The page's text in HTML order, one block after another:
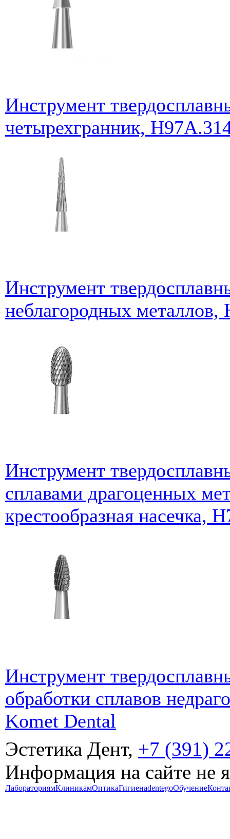
Инструмент
четырехгранник,
Инструмент
неблагородных
Инструмент
сплавами драгоценных
крестообразная насечка,
Инструмент
обработки сплавов
Komet Dental
Эстетика Дент, +7 (391)
Информация на сайте не
ЛабораториямКлиникамОптикаГигиенаdentegoОбучение